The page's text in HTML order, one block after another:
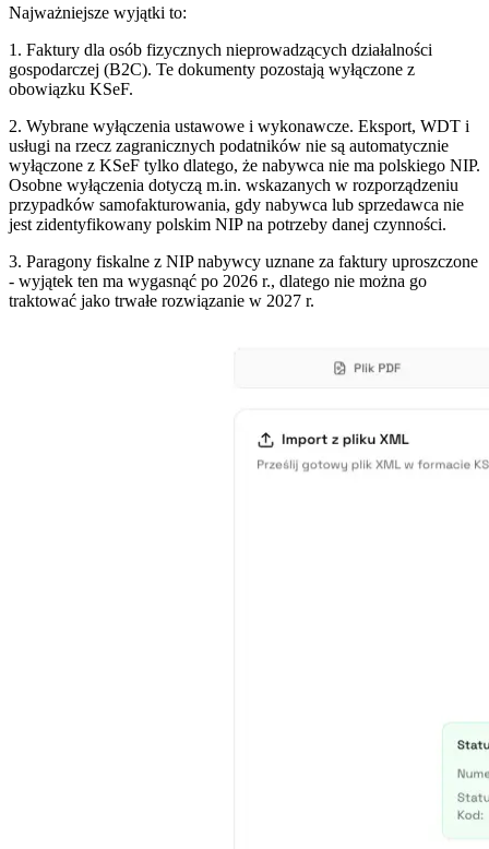
Najważniejsze wyjątki to:
1. Faktury dla osób fizycznych nieprowadzących działalności
gospodarczej (B2C). Te dokumenty pozostają wyłączone z
obowiązku KSeF.
2. Wybrane wyłączenia ustawowe i wykonawcze. Eksport, WDT i
usługi na rzecz zagranicznych podatników nie są automatycznie
wyłączone z KSeF tylko dlatego, że nabywca nie ma polskiego NIP.
Osobne wyłączenia dotyczą m.in. wskazanych w rozporządzeniu
przypadków samofakturowania, gdy nabywca lub sprzedawca nie
jest zidentyfikowany polskim NIP na potrzeby danej czynności.
3. Paragony fiskalne z NIP nabywcy uznane za faktury uproszczone
- wyjątek ten ma wygasnąć po 2026 r., dlatego nie można go
traktować jako trwałe rozwiązanie w 2027 r.